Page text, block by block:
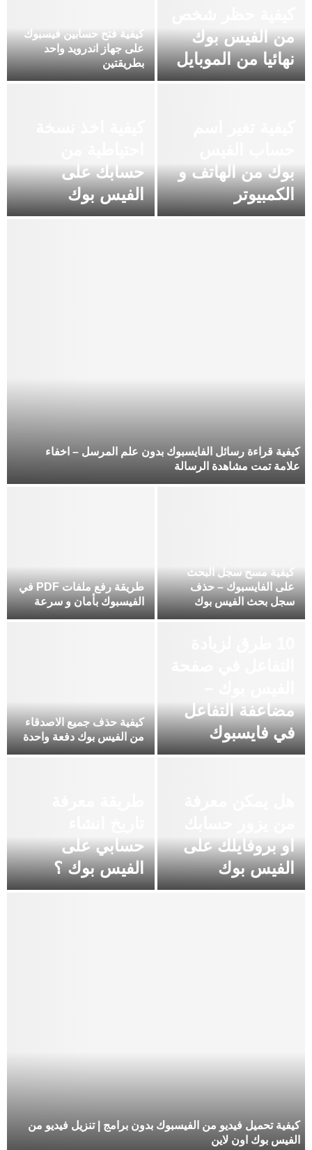
كيفية فتح حسابين فيسبوك
على جهاز اندرويد واحد
بطريقتين
من الفيس بوك
نهائيا من الموبايل
حسابك على
الفيس بوك
بوك من الهاتف و
الكمبيوتر
كيفية قراءة رسائل الفايسبوك بدون علم المرسل – اخفاء
علامة تمت مشاهدة الرسالة
طريقة رفع ملفات PDF في
الفيسبوك بأمان و سرعة
كيفية مسح سجل البحث
على الفايسبوك – حذف
سجل بحث الفيس بوك
كيفية حذف جميع الاصدقاء
من الفيس بوك دفعة واحدة
مضاعفة التفاعل
في فايسبوك
حسابي على
الفيس بوك ؟
او بروفايلك على
الفيس بوك
كيفية تحميل فيديو من الفيسبوك بدون برامج | تنزيل فيديو من
الفيس بوك اون لاين